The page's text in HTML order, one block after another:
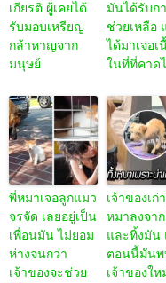
เกียรติ ผู้เคยได้
รับมอบเหรียญ
กล้าหาญจาก
มนุษย์
มันได้รับก
ช่วยเหลือ
ได้มาเจอเ
ในที่ที่คาด
พี่หมาเจอลูกแมว
จรจัด เลยอยู่เป็น
เพื่อนมัน ไม่ยอม
ห่างจนกว่า
เจ้าของจะช่วย
เจ้าของเก่
หมาลงจา
และทิ้งมัน
ตอนนี้มันพ
เจ้าของใ